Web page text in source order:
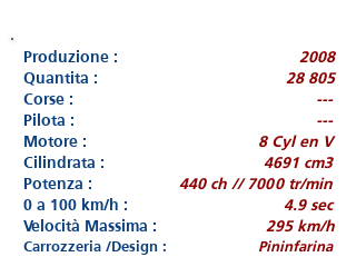
Produzione :
2008
Quantita :
28 805
Corse :
---
Pilota :
---
Motore :
8 Cyl en V
Cilindrata :
4691 cm3
Potenza :
440 ch // 7000 tr/min
0 a 100 km/h :
4.9 sec
Velocità Massima :
295 km/h
Carrozzeria /Design : Pininfarina